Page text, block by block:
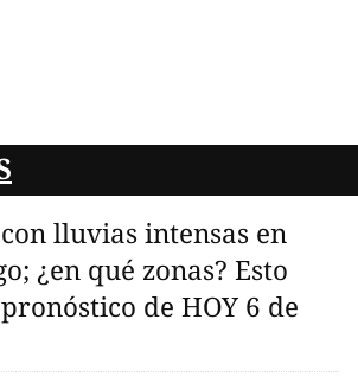
lluvias intensas en
¿en qué zonas? Esto
de HOY 6 de